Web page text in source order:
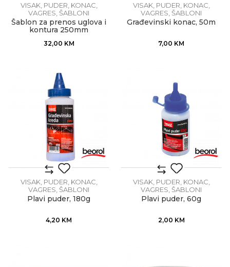
VISAK, PUDER, KONAC,
VAGRES, ŠABLONI
Šablon za prenos uglova i
kontura 250mm
32,00 KM
VISAK, PUDER, KONAC,
VAGRES, ŠABLONI
Građevinski konac, 50m
7,00 KM
VISAK, PUDER, KONAC,
VAGRES, ŠABLONI
Plavi puder, 180g
4,20 KM
VISAK, PUDER, KONAC,
VAGRES, ŠABLONI
Plavi puder, 60g
2,00 KM